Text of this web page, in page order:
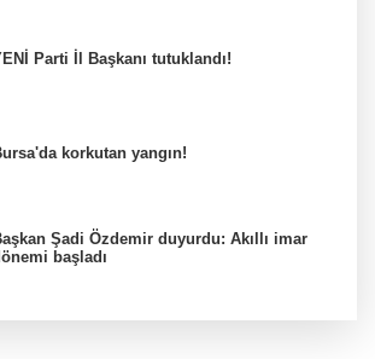
Parti İl Başkanı tutuklandı!
korkutan yangın!
Şadi Özdemir duyurdu: Akıllı imar
başladı